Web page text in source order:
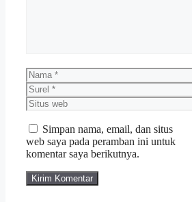
Nama
Surel
Situs
web
Simpan nama, email, dan situs
web saya pada peramban ini untuk
komentar saya berikutnya.